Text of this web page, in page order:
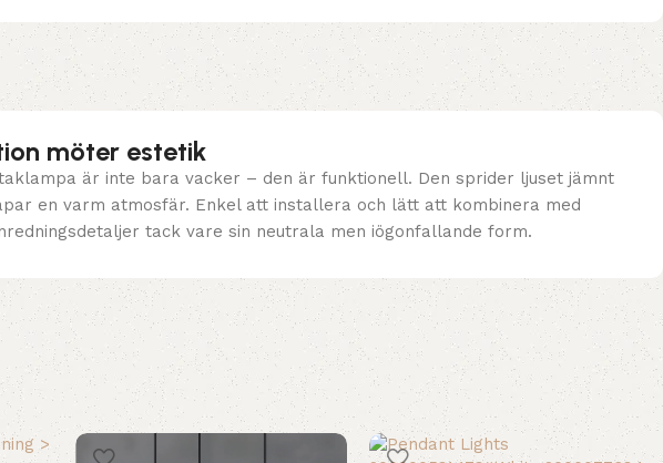
möter estetik
är inte bara vacker – den är funktionell. Den sprider ljuset jämnt
en varm atmosfär. Enkel att installera och lätt att kombinera med
tack vare sin neutrala men iögonfallande form.